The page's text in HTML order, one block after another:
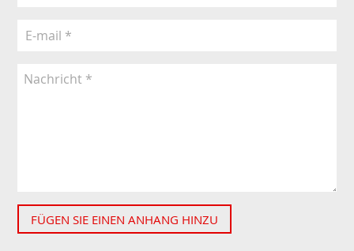
FÜGEN SIE EINEN ANHANG HINZU